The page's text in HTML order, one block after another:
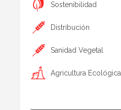
Sostenibilidad
Distribución
Sanidad Vegetal
Agricultura Ecológica